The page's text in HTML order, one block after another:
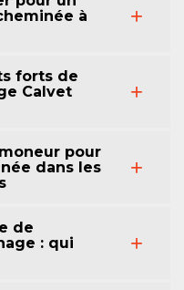
à
forts de
Calvet
pour
dans les
de
: qui